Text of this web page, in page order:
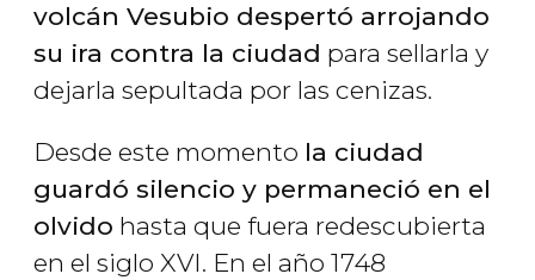
volcán Vesubio despertó arrojando
su ira contra la ciudad para sellarla y
dejarla sepultada por las cenizas.
Desde este momento la ciudad
guardó silencio y permaneció en el
olvido hasta que fuera redescubierta
en el siglo XVI. En el año 1748